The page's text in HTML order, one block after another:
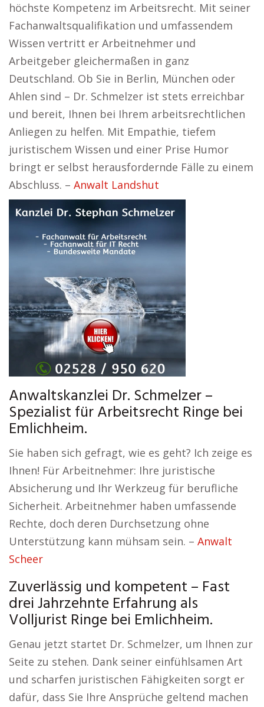
höchste Kompetenz im Arbeitsrecht. Mit seiner
Fachanwaltsqualifikation und umfassendem
Wissen vertritt er Arbeitnehmer und
Arbeitgeber gleichermaßen in ganz
Deutschland. Ob Sie in Berlin, München oder
Ahlen sind – Dr. Schmelzer ist stets erreichbar
und bereit, Ihnen bei Ihrem arbeitsrechtlichen
Anliegen zu helfen. Mit Empathie, tiefem
juristischem Wissen und einer Prise Humor
bringt er selbst herausfordernde Fälle zu einem
Abschluss. – Anwalt Landshut
Anwaltskanzlei Dr. Schmelzer –
Spezialist für Arbeitsrecht Ringe bei
Emlichheim.
Sie haben sich gefragt, wie es geht? Ich zeige es
Ihnen! Für Arbeitnehmer: Ihre juristische
Absicherung und Ihr Werkzeug für berufliche
Sicherheit. Arbeitnehmer haben umfassende
Rechte, doch deren Durchsetzung ohne
Unterstützung kann mühsam sein. – Anwalt
Scheer
Zuverlässig und kompetent – Fast
drei Jahrzehnte Erfahrung als
Volljurist Ringe bei Emlichheim.
Genau jetzt startet Dr. Schmelzer, um Ihnen zur
Seite zu stehen. Dank seiner einfühlsamen Art
und scharfen juristischen Fähigkeiten sorgt er
dafür, dass Sie Ihre Ansprüche geltend machen